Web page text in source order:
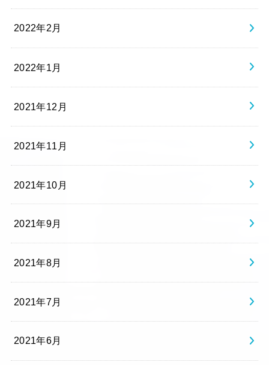
2022年2月
2022年1月
2021年12月
2021年11月
2021年10月
2021年9月
2021年8月
2021年7月
2021年6月